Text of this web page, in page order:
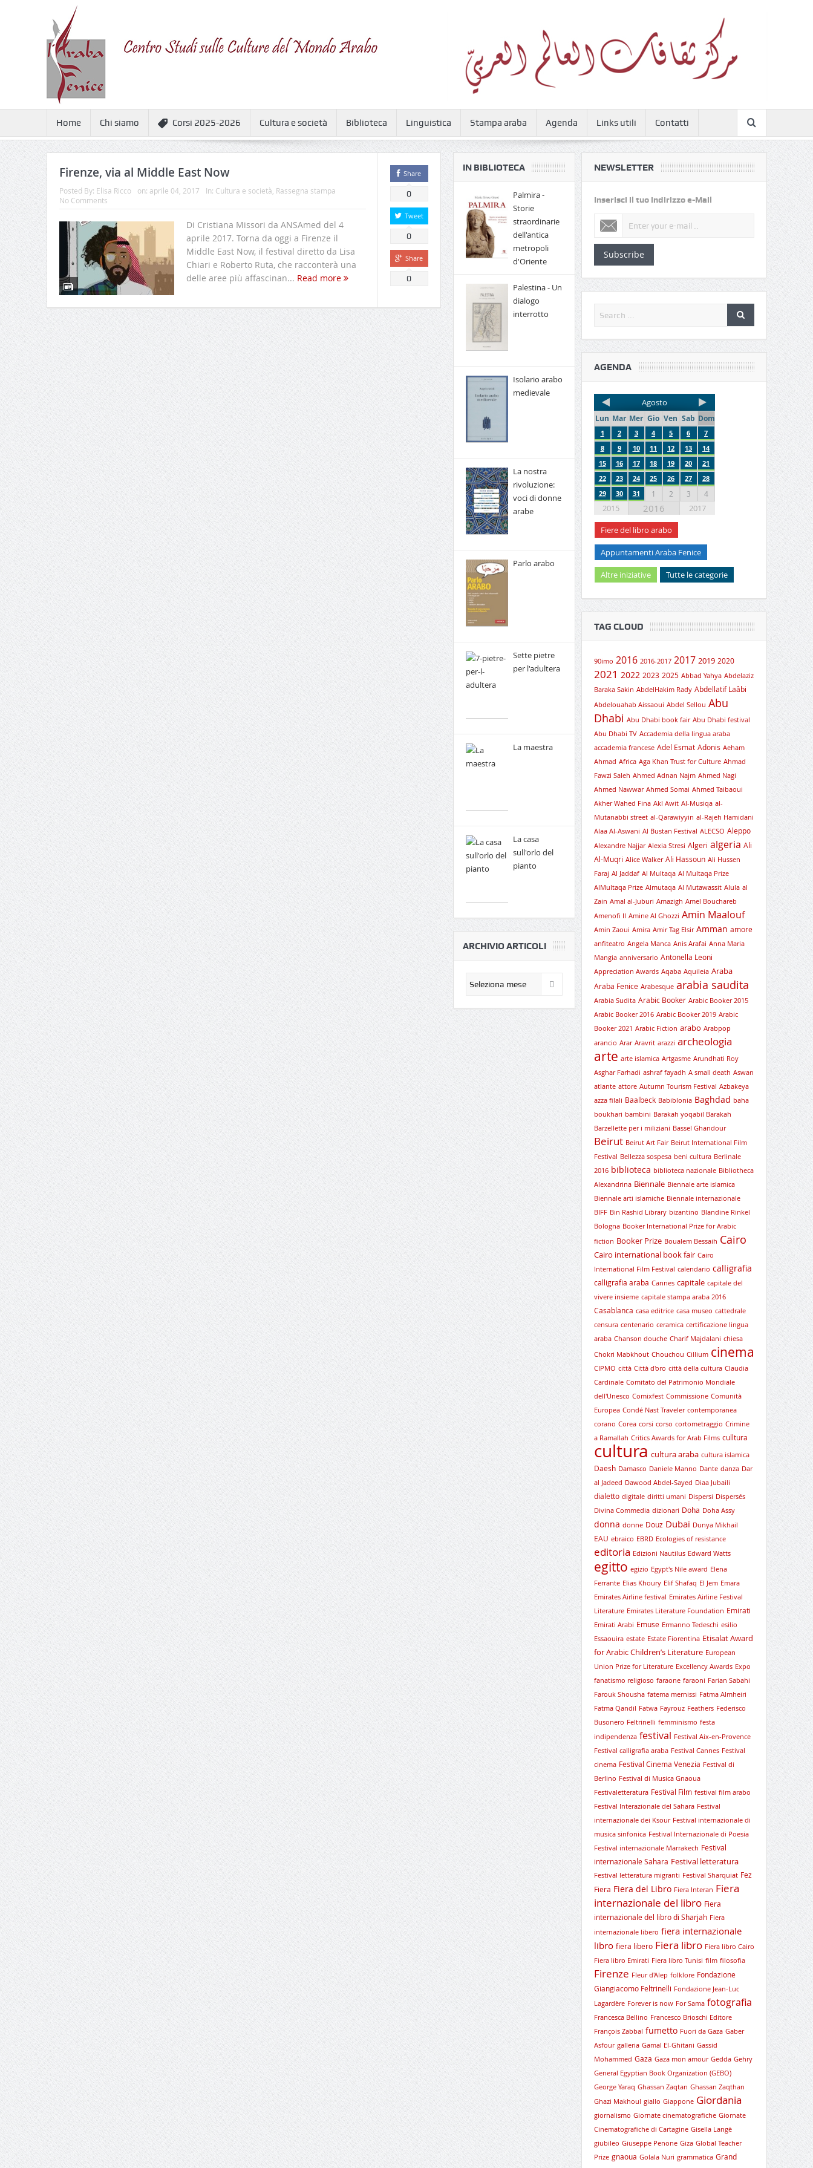
Home Chi siamo Corsi 2025-2026 Cultura e società Biblioteca Linguistica Stampa araba Agenda Links utili Contatti
Firenze, via al Middle East Now
Posted By: Elisa Ricco on: aprile 04, 2017 In: Cultura e società Rassegna stampa
No Comments
Di Cristiana Missori da ANSAmed del 4
aprile 2017. Torna da oggi a Firenze il
Middle East Now, il festival diretto da Lisa
Chiari e Roberto Ruta, che racconterà una
delle aree più affascinan... Read more
Share
0
Tweet
0
Share
0
IN BIBLIOTECA
Palmira -
Storie
straordinarie
dell'antica
metropoli
d'Oriente
Palestina - Un
dialogo
interrotto
Isolario arabo
medievale
La nostra
rivoluzione:
voci di donne
arabe
Parlo arabo
Sette pietre
per l'adultera
La maestra
La casa
sull'orlo del
pianto
ARCHIVIO ARTICOLI
NEWSLETTER
Inserisci il tuo indirizzo e-Mail
Subscribe
AGENDA
Agosto
Lun Mar Mer Gio Ven Sab Dom
1 2 3 4 5 6
7
8
9 10 11 12 13
14
15
16 17 18 19 20
21
22
23 24 25 26 27
28
29
30 31 1 2 3 4
2015 2016
2017
Fiere del libro arabo
Appuntamenti Araba Fenice
Altre iniziative Tutte le categorie
TAG CLOUD
90imo 2016 2016-2017 2017 2019 2020
2021 2022 2023 2025 Abbad Yahya Abdelaziz
Baraka Sakin AbdelHakim Rady Abdellatif Laâbi
Abdelouahab Aissaoui Abdel Sellou Abu
Dhabi Abu Dhabi book fair Abu Dhabi festival
Abu Dhabi TV Accademia della lingua araba
accademia francese Adel Esmat Adonis Aeham
Ahmad Africa Aga Khan Trust for Culture Ahmad
Fawzi Saleh Ahmed Adnan Najm Ahmed Nagi
Ahmed Nawwar Ahmed Somai Ahmed Taibaoui
Akher Wahed Fina Akl Awit Al-Musiqa al-
Mutanabbi street al-Qarawiyyin al-Rajeh Hamidani
Alaa Al-Aswani Al Bustan Festival ALECSO Aleppo
Alexandre Najjar Alexia Stresi Algeri algeria Ali
Al-Muqri Alice Walker Ali Hassoun Ali Hussen
Faraj Al Jaddaf Al Multaqa Al Multaqa Prize
AlMultaqa Prize Almutaqa Al Mutawassit Alula al
Zain Amal al-Juburi Amazigh Amel Bouchareb
Amenofi II Amine Al Ghozzi Amin Maalouf
Amin Zaoui Amira Amir Tag Elsir Amman amore
anfiteatro Angela Manca Anis Arafai Anna Maria
Mangia anniversario Antonella Leoni
Appreciation Awards Aqaba Aquileia Araba
Araba Fenice Arabesque arabia saudita
Arabia Sudita Arabic Booker Arabic Booker 2015
Arabic Booker 2016 Arabic Booker 2019 Arabic
Booker 2021 Arabic Fiction arabo Arabpop
arancio Arar Aravrit arazzi archeologia
arte arte islamica Artgasme Arundhati Roy
Asghar Farhadi ashraf fayadh A small death Aswan
atlante attore Autumn Tourism Festival Azbakeya
azza filali Baalbeck Babiblonia Baghdad baha
boukhari bambini Barakah yoqabil Barakah
Barzellette per i miliziani Bassel Ghandour
Beirut Beirut Art Fair Beirut International Film
Festival Bellezza sospesa beni cultura Berlinale
2016 biblioteca biblioteca nazionale Bibliotheca
Alexandrina Biennale Biennale arte islamica
Biennale arti islamiche Biennale internazionale
BIFF Bin Rashid Library bizantino Blandine Rinkel
Bologna Booker International Prize for Arabic
fiction Booker Prize Boualem Bessaih Cairo
Cairo international book fair Cairo
International Film Festival calendario calligrafia
calligrafia araba Cannes capitale capitale del
vivere insieme capitale stampa araba 2016
Casablanca casa editrice casa museo cattedrale
censura centenario ceramica certificazione lingua
araba Chanson douche Charif Majdalani chiesa
Chokri Mabkhout Chouchou Cillium cinema
CIPMO città Città d'oro città della cultura Claudia
Cardinale Comitato del Patrimonio Mondiale
dell'Unesco Comixfest Commissione Comunità
Europea Condé Nast Traveler contemporanea
corano Corea corsi corso cortometraggio Crimine
a Ramallah Critics Awards for Arab Films culltura
cultura cultura araba cultura islamica
Daesh Damasco Daniele Manno Dante danza Dar
al Jadeed Dawood Abdel-Sayed Diaa Jubaili
dialetto digitale diritti umani Dispersi Dispersés
Divina Commedia dizionari Doha Doha Assy
donna donne Douz Dubai Dunya Mikhail
EAU ebraico EBRD Ecologies of resistance
editoria Edizioni Nautilus Edward Watts
egitto egizio Egypt's Nile award Elena
Ferrante Elias Khoury Elif Shafaq El Jem Emara
Emirates Airline festival Emirates Airline Festival
Literature Emirates Literature Foundation Emirati
Emirati Arabi Emuse Ermanno Tedeschi esilio
Essaouira estate Estate Fiorentina Etisalat Award
for Arabic Children’s Literature European
Union Prize for Literature Excellency Awards Expo
fanatismo religioso faraone faraoni Farian Sabahi
Farouk Shousha fatema mernissi Fatma Almheiri
Fatma Qandil Fatwa Fayrouz Feathers Federisco
Busonero Feltrinelli femminismo festa
indipendenza festival Festival Aix-en-Provence
Festival calligrafia araba Festival Cannes Festival
cinema Festival Cinema Venezia Festival di
Berlino Festival di Musica Gnaoua
Festivaletteratura Festival Film festival film arabo
Festival Interazionale del Sahara Festival
internazionale dei Ksour Festival internazionale di
musica sinfonica Festival Internazionale di Poesia
Festival internazionale Marrakech Festival
internazionale Sahara Festival letteratura
Festival letteratura migranti Festival Sharquiat Fez
Fiera Fiera del Libro Fiera Interan Fiera
internazionale del libro Fiera
internazionale del libro di Sharjah Fiera
internazionale libero fiera internazionale
libro fiera libero Fiera libro Fiera libro Cairo
Fiera libro Emirati Fiera libro Tunisi film filosofia
Firenze Fleur d'Alep folklore Fondazione
Giangiacomo Feltrinelli Fondazione Jean-Luc
Lagardère Forever is now For Sama fotografia
Francesca Bellino Francesco Brioschi Editore
François Zabbal fumetto Fuori da Gaza Gaber
Asfour galleria Gamal El-Ghitani Gassid
Mohammed Gaza Gaza mon amour Gedda Gehry
General Egyptian Book Organization (GEBO)
George Yaraq Ghassan Zaqtan Ghassan Zaqthan
Ghazi Makhoul giallo Giappone Giordania
giornalismo Giornate cinematografiche Giornate
Cinematografiche di Cartagine Gisella Langè
giubileo Giuseppe Penone Giza Global Teacher
Prize gnaoua Golala Nuri grammatica Grand